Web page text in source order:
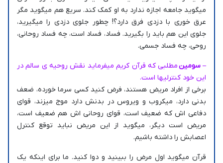
میگوید جامعه اجازه ندارد به او کمک کند. سریع هم میگوید مگر
عرق خوری با دزدی فرق دارد؟! چطور جلوی دزدی را میگیرید،
جلوی این هم باید را بگیرید. فساد، فساد است، چه فساد روحانی،
روحی، چه فساد جسمی.
– سومینمطلبی که قرآن کریم میفرماید نقش روحیه ی سالم در
این خود کنترلیها است.
برخی از افراد مریض هستند، فرض کنید کسی سرما خورده، ضعف
بدنی دارد، میکروب و ویروس در بدنش دارد موج میزند، قوای
دفاعی اش که ضعیف است، قوای روحانی اش هم ضعیف است،
مریض است دیگر، میگوید از این مریض نباید توقع کنترل
اعصابش را داشته باشیم.
قرآن میگوید اول مرض را ببینید و دوا کنید. ما برای اینکه یک